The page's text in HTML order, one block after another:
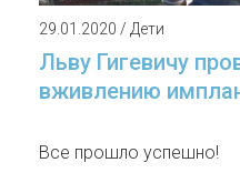
29.01.2020 / Дети
Льву Гигевичу
вживлению
Все прошло успешно!